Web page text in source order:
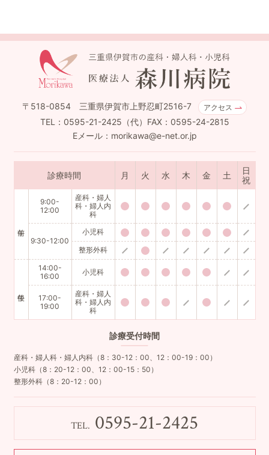
〒518-0854 三重県伊賀市上野忍町2516-7 アクセス
TEL：0595-21-2425（代）FAX：0595-24-2815
Eメール：morikawa@e-net.or.jp
診療時間 月 火 水 木 金 土
日
祝
9:00-
12:00
産科・婦人
科・婦人内
科
9:30-12:00
小児科
整形外科
14:00-
16:00
小児科
17:00-
19:00
産科・婦人
科・婦人内
科
診療受付時間
産科・婦人科・婦人内科（8：30-12：00、12：00-19：00）
小児科（8：20-12：00、12：00-15：50）
整形外科（8：20-12：00）
TEL. 0595-21-2425